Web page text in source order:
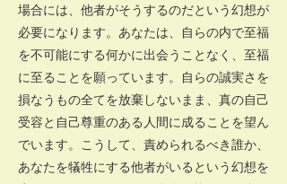
場合には、他者がそうするのだという幻想が
必要になります。あなたは、自らの内で至福
を不可能にする何かに出会うことなく、至福
に至ることを願っています。自らの誠実さを
損なうもの全てを放棄しないまま、真の自己
受容と自己尊重のある人間に成ることを望ん
でいます。こうして、責められるべき誰か、
あなたを犠牲にする他者がいるという幻想を